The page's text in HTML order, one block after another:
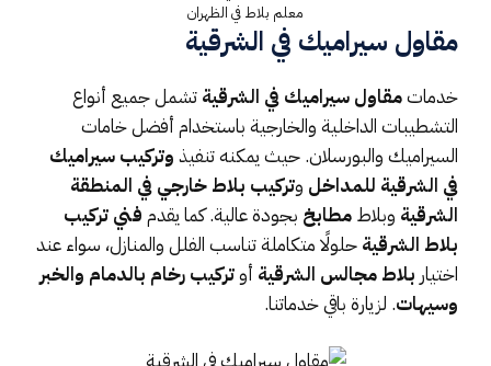
معلم بلاط في الظهران
مقاول سيراميك في الشرقية
خدماتمقاول سيراميك في الشرقية تشمل جميع أنواع
التشطيبات الداخلية والخارجية باستخدام أفضل خامات
السيراميك والبورسلان. حيث يمكنه تنفيذ وتركيب سيراميك
في الشرقية للمداخل وتركيب بلاط خارجي في المنطقة
الشرقية وبلاط مطابخ بجودة عالية. كما يقدم فني تركيب
بلاط الشرقية حلولًا متكاملة تناسب الفلل والمنازل، سواء عند
اختيار بلاط مجالس الشرقية أوتركيب رخام بالدمام والخبر
وسيهات. لزيارة باقي خدماتنا.